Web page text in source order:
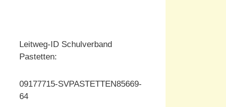
Leitweg-ID Schulverband
Pastetten:
09177715-SVPASTETTEN85669-
64